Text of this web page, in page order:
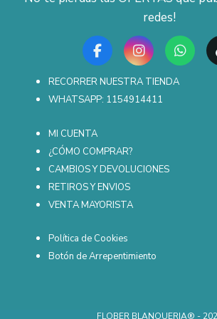
redes!
RECORRER NUESTRA TIENDA
WHATSAPP: 1154914411
MI CUENTA
¿CÓMO COMPRAR?
CAMBIOS Y DEVOLUCIONES
RETIROS Y ENVIOS
VENTA MAYORISTA
Política de Cookies
Botón de Arrepentimiento
FLOBER BLANQUERIA® -